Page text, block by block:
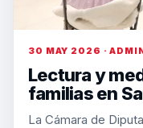
30 MAY 2026 ·
Lectura y
familias en
La Cámara de